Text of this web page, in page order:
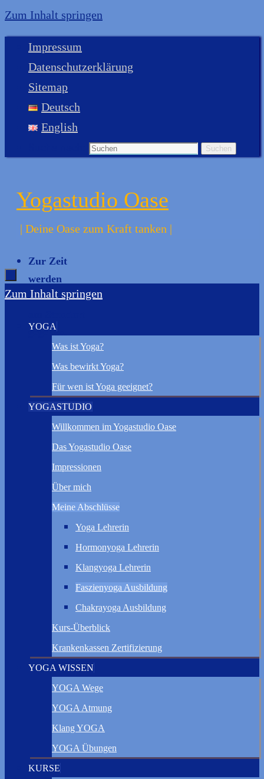
Zum Inhalt springen
Impressum
Datenschutzerklärung
Sitemap
Deutsch
English
Suchen
Yogastudio Oase
| Deine Oase zum Kraft tanken |
Zur Zeit
werden
keine Kurse
gegeben.
Zum Inhalt springen
YOGA
Was ist Yoga?
Was bewirkt Yoga?
Für wen ist Yoga geeignet?
YOGASTUDIO
Willkommen im Yogastudio Oase
Das Yogastudio Oase
Impressionen
Über mich
Meine Abschlüsse
Yoga Lehrerin
Hormonyoga Lehrerin
Klangyoga Lehrerin
Faszienyoga Ausbildung
Chakrayoga Ausbildung
Kurs-Überblick
Krankenkassen Zertifizierung
YOGA WISSEN
YOGA Wege
YOGA Atmung
Klang YOGA
YOGA Übungen
KURSE